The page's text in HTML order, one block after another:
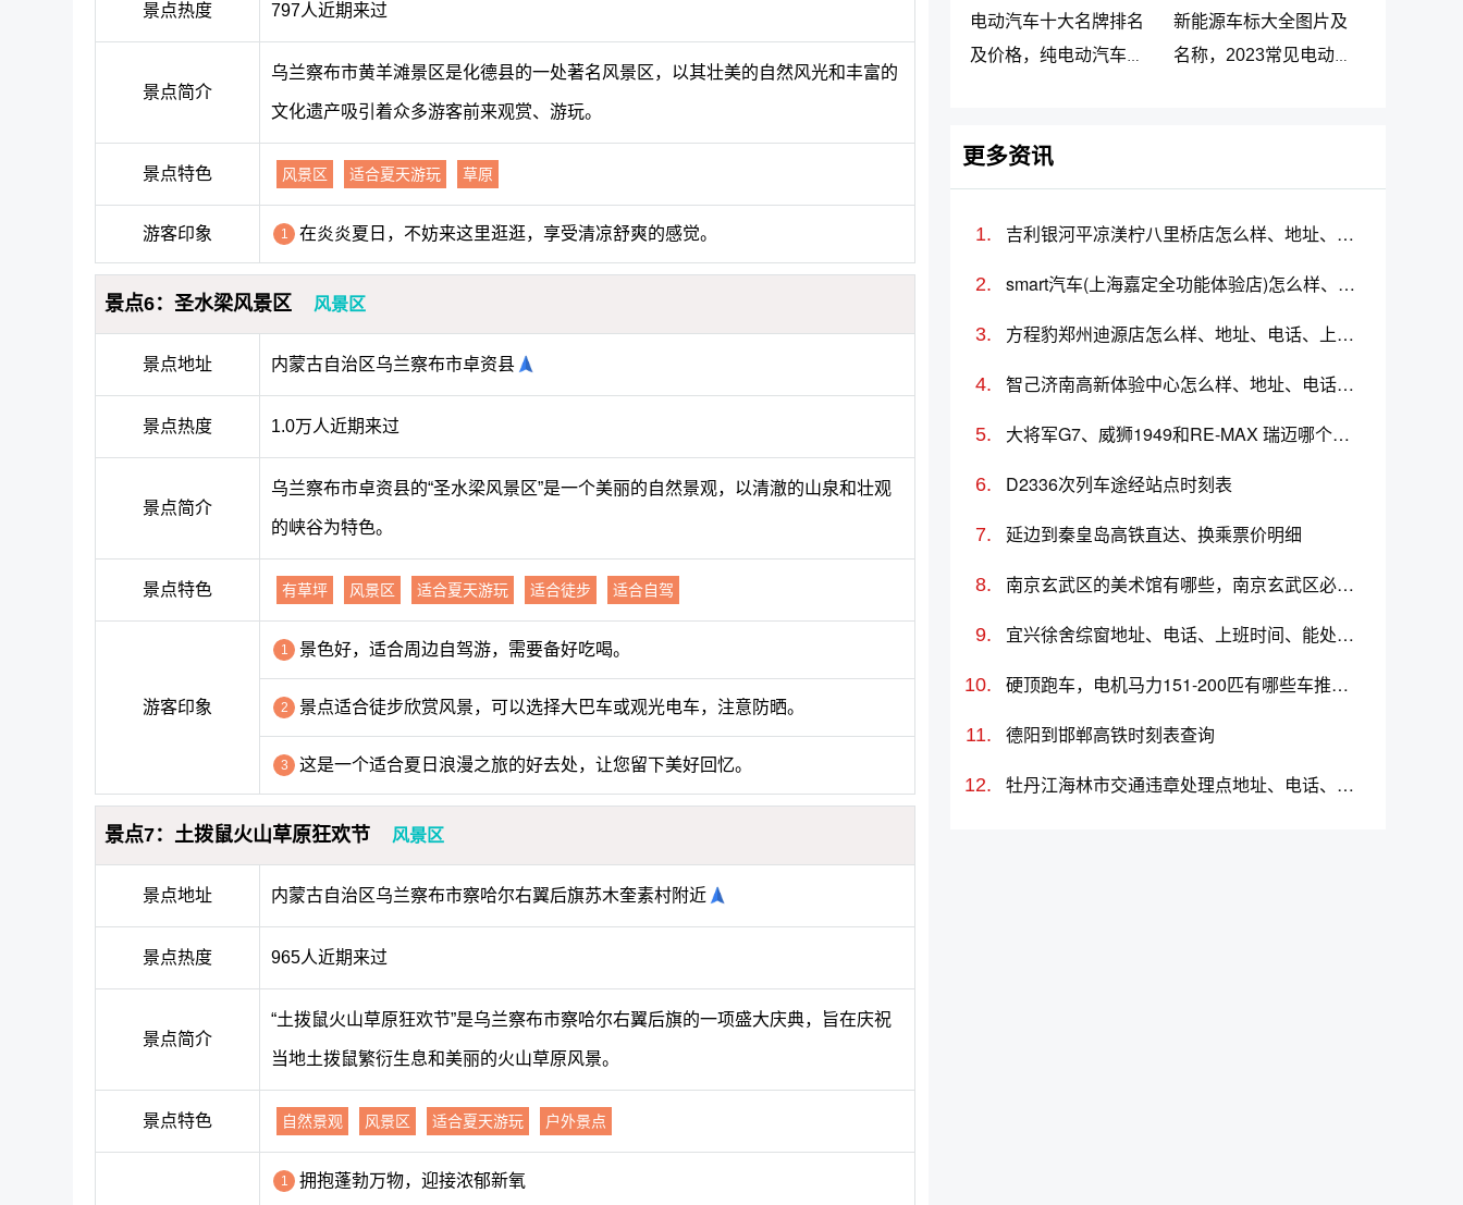
景点热度 797人近期来过
景点简介
乌兰察布市黄羊滩景区是化德县的一处著名风景区，以其壮美的自然风光和丰富的
文化遗产吸引着众多游客前来观赏、游玩。
景点特色 风景区 适合夏天游玩 草原
游客印象 1 在炎炎夏日，不妨来这里逛逛，享受清凉舒爽的感觉。
景点6：圣水梁风景区 风景区
景点地址 内蒙古自治区乌兰察布市卓资县
景点热度 1.0万人近期来过
景点简介
乌兰察布市卓资县的“圣水梁风景区”是一个美丽的自然景观，以清澈的山泉和壮观
的峡谷为特色。
景点特色 有草坪 风景区 适合夏天游玩 适合徒步 适合自驾
游客印象
1 景色好，适合周边自驾游，需要备好吃喝。
2 景点适合徒步欣赏风景，可以选择大巴车或观光电车，注意防晒。
3 这是一个适合夏日浪漫之旅的好去处，让您留下美好回忆。
景点7：土拨鼠火山草原狂欢节 风景区
景点地址 内蒙古自治区乌兰察布市察哈尔右翼后旗苏木奎素村附近
景点热度 965人近期来过
景点简介
“土拨鼠火山草原狂欢节”是乌兰察布市察哈尔右翼后旗的一项盛大庆典，旨在庆祝
当地土拨鼠繁衍生息和美丽的火山草原风景。
景点特色 自然景观 风景区 适合夏天游玩 户外景点
1 拥抱蓬勃万物，迎接浓郁新氧
电动汽车十大名牌排名
及价格，纯电动汽车排
新能源车标大全图片及
名称，2023常见电动汽
更多资讯
吉利银河平凉渼柠八里桥店怎么样、地址、电话、上班时间查询
smart汽车(上海嘉定全功能体验店)怎么样、地址、电话、上班时间查询
方程豹郑州迪源店怎么样、地址、电话、上班时间查询
智己济南高新体验中心怎么样、地址、电话、上班时间查询
大将军G7、威狮1949和RE-MAX 瑞迈哪个更值得买？性价比、配置对比
D2336次列车途经站点时刻表
延边到秦皇岛高铁直达、换乘票价明细
南京玄武区的美术馆有哪些，南京玄武区必去的美术馆
宜兴徐舍综窗地址、电话、上班时间、能处理违章吗
硬顶跑车，电机马力151-200匹有哪些车推荐？买哪款好？价格多少？
德阳到邯郸高铁时刻表查询
牡丹江海林市交通违章处理点地址、电话、上班时间